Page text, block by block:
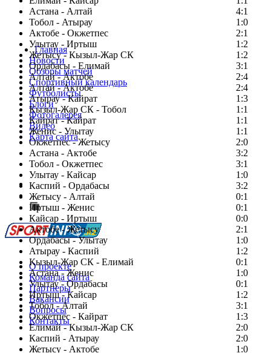
Астана - Алтай
4:1
Тобол - Атырау
1:0
Актобе - Окжетпес
2:1
Улытау - Иртыш
1:2
Жетысу - Кызыл-Жар СК
1:2
Ордабасы - Елимай
3:1
Алтай - Актобе
2:4
Алтай - Актобе
2:4
Атырау - Кайрат
1:3
Кызыл-Жар СК - Тобол
1:1
Кайрат - Кайрат
1:1
Женис - Улытау
1:1
Окжетпес - Жетысу
2:0
Астана - Актобе
3:2
Тобол - Окжетпес
3:1
Улытау - Кайсар
1:0
Каспий - Ордабасы
3:2
Жетысу - Алтай
0:1
Иртыш - Женис
0:1
Кайсар - Иртыш
0:0
Актобе - Жетысу
2:1
Ордабасы - Улытау
1:0
Атырау - Каспий
1:2
Кызыл-Жар СК - Елимай
0:1
Астана - Женис
1:0
Улытау - Ордабасы
0:1
Иртыш - Кайсар
1:2
Тобол - Алтай
3:1
Окжетпес - Кайрат
1:3
Елимай - Кызыл-Жар СК
2:0
Каспий - Атырау
2:0
Жетысу - Актобе
1:0
Главная
Новости
Обзоры матчей
Спортивный календарь
Футболисты
Блоги
Фотогалерея
Видео
Карта сайта
Есть идея?
Сообщить о мероприятии
Перейти на старый сайт
О проекте
Команда сайта
Партнеры
Вакансии
Вопросы
Контакты